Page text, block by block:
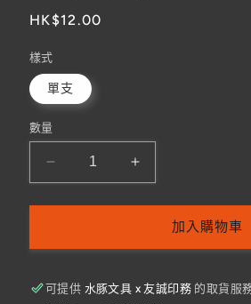
體
案
1
定
HK$12.00
樣式
單支
數量
三
三
加入購物車
可提供 水豚文具 x 友誠印務 的取貨服